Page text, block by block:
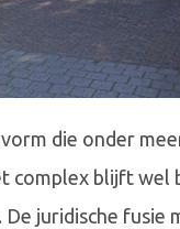
die onder
complex blijft wel
juridische fusie